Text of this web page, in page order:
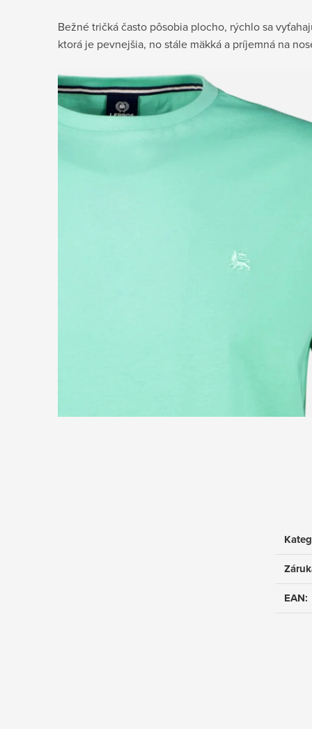
Bežné tričká často pôsobia plocho, rýchlo sa
ktorá je pevnejšia, no stále mäkká a príjemná na
EAN: